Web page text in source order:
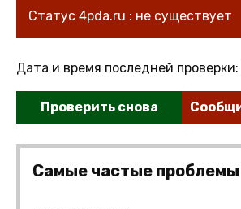
Статус 4pda.ru : не существует
Дата и время последней проверки:
Проверить снова
Самые частые